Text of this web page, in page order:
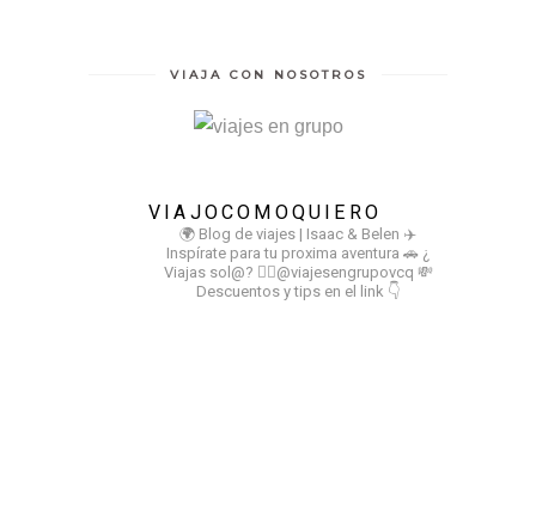
VIAJA CON NOSOTROS
VIAJOCOMOQUIERO
🌍 Blog de viajes | Isaac & Belen ✈️
Inspírate para tu proxima aventura 🚗 ¿
Viajas sol@? 👉🏻@viajesengrupovcq 💸
Descuentos y tips en el link 👇